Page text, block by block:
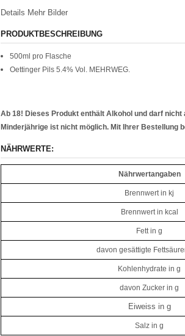
Details Mehr Bilder
PRODUKTBESCHREIBUNG
500ml pro Flasche
Oettinger Pils 5.4% Vol. MEHRWEG.
Ab 18! Dieses Produkt enthält Alkohol und darf
Minderjährige ist nicht möglich. Mit Ihrer Bestellung
NÄHRWERTE:
Nährwertangaben
Brennwert in kj
Brennwert in kcal
Fett in g
davon gesättigte
Kohlenhydrate in g
davon Zucker in g
Eiweiss in g
Salz in g